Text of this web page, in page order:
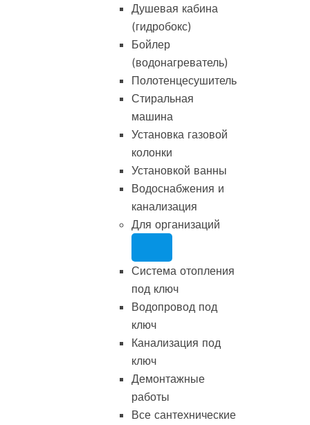
Душевая кабина
(гидробокс)
Бойлер
(водонагреватель)
Полотенцесушитель
Стиральная
машина
Установка газовой
колонки
Установкой ванны
Водоснабжения и
канализация
Для организаций
Система отопления
под ключ
Водопровод под
ключ
Канализация под
ключ
Демонтажные
работы
Все сантехнические